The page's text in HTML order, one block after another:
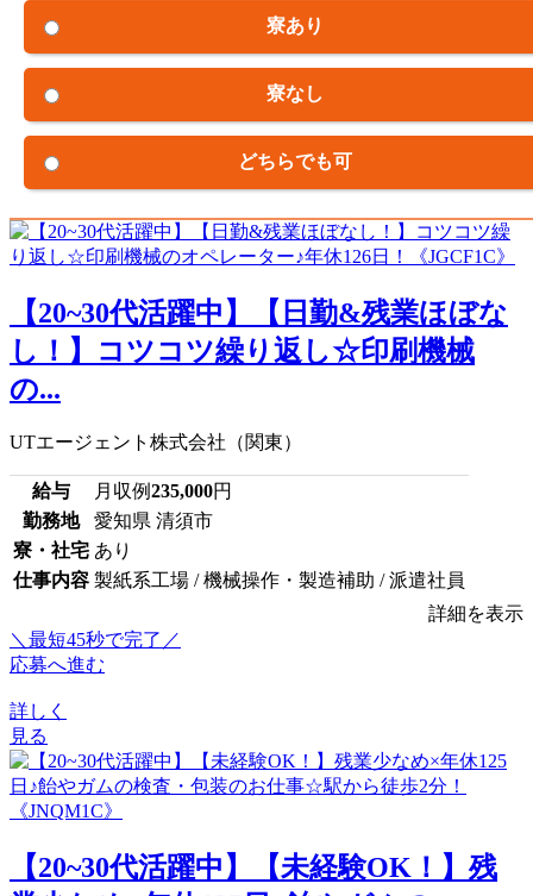
寮あり
寮なし
どちらでも可
【20~30代活躍中】【日勤&残業ほぼな
し！】コツコツ繰り返し☆印刷機械
の...
UTエージェント株式会社（関東）
給与 月収例235,000円
勤務地
愛知県 清須市
寮・社宅 あり
仕事内容 製紙系工場 / 機械操作・製造補助 / 派遣社員
詳細を表示
＼最短45秒で完了／
応募へ進む
詳しく
見る
【20~30代活躍中】【未経験OK！】残